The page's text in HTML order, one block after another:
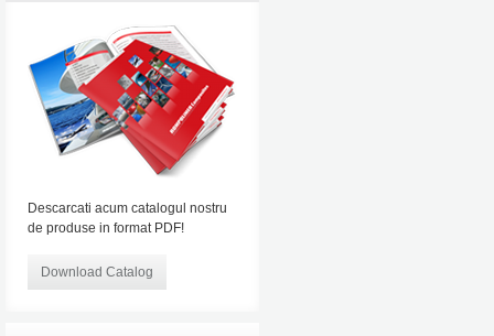
Descarcati acum catalogul nostru
de produse in format PDF!
Download Catalog